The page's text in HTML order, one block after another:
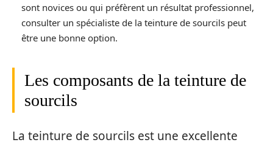
sont novices ou qui préfèrent un résultat professionnel,
consulter un spécialiste de la teinture de sourcils peut
être une bonne option.
Les composants de la teinture de
sourcils
La teinture de sourcils est une excellente